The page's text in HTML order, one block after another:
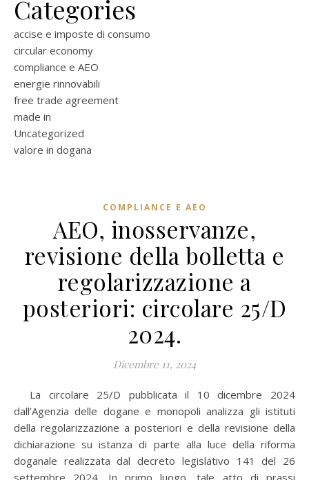
Categories
accise e imposte di consumo
circular economy
compliance e AEO
energie rinnovabili
free trade agreement
made in
Uncategorized
valore in dogana
COMPLIANCE E AEO
AEO, inosservanze,
revisione della bolletta e
regolarizzazione a
posteriori: circolare 25/D
2024.
Dicembre 11, 2024
La circolare 25/D pubblicata il 10 dicembre 2024
dall’Agenzia delle dogane e monopoli analizza gli istituti
della regolarizzazione a posteriori e della revisione della
dichiarazione su istanza di parte alla luce della riforma
doganale realizzata dal decreto legislativo 141 del 26
settembre 2024. In primo luogo, tale atto di prassi